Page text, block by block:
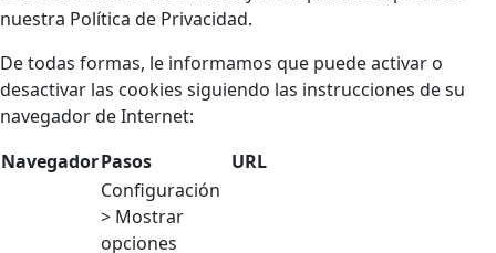
nuestra Política de Privacidad.
De todas formas, le informamos que puede activar o
desactivar las cookies siguiendo las instrucciones de su
navegador de Internet:
NavegadorPasos
URL
Configuración
> Mostrar
opciones